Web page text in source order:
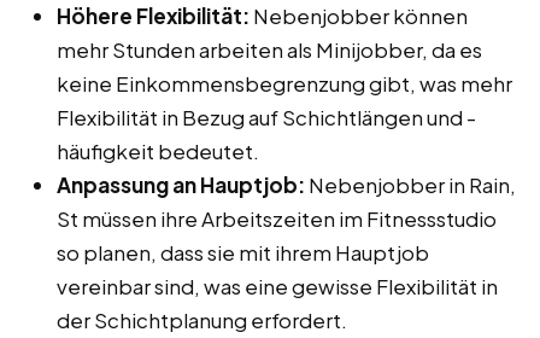
Höhere Flexibilität: Nebenjobber können
mehr Stunden arbeiten als Minijobber, da es
keine Einkommensbegrenzung gibt, was mehr
Flexibilität in Bezug auf Schichtlängen und -
häufigkeit bedeutet.
Anpassung an Hauptjob: Nebenjobber in Rain,
St müssen ihre Arbeitszeiten im Fitnessstudio
so planen, dass sie mit ihrem Hauptjob
vereinbar sind, was eine gewisse Flexibilität in
der Schichtplanung erfordert.